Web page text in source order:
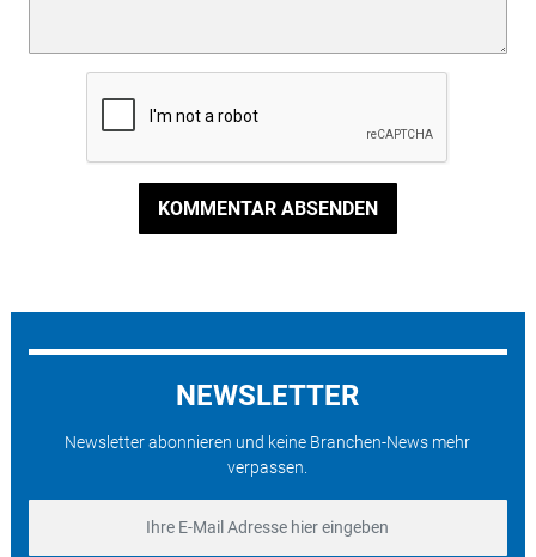
KOMMENTAR ABSENDEN
NEWSLETTER
Newsletter abonnieren und keine Branchen-News mehr
verpassen.